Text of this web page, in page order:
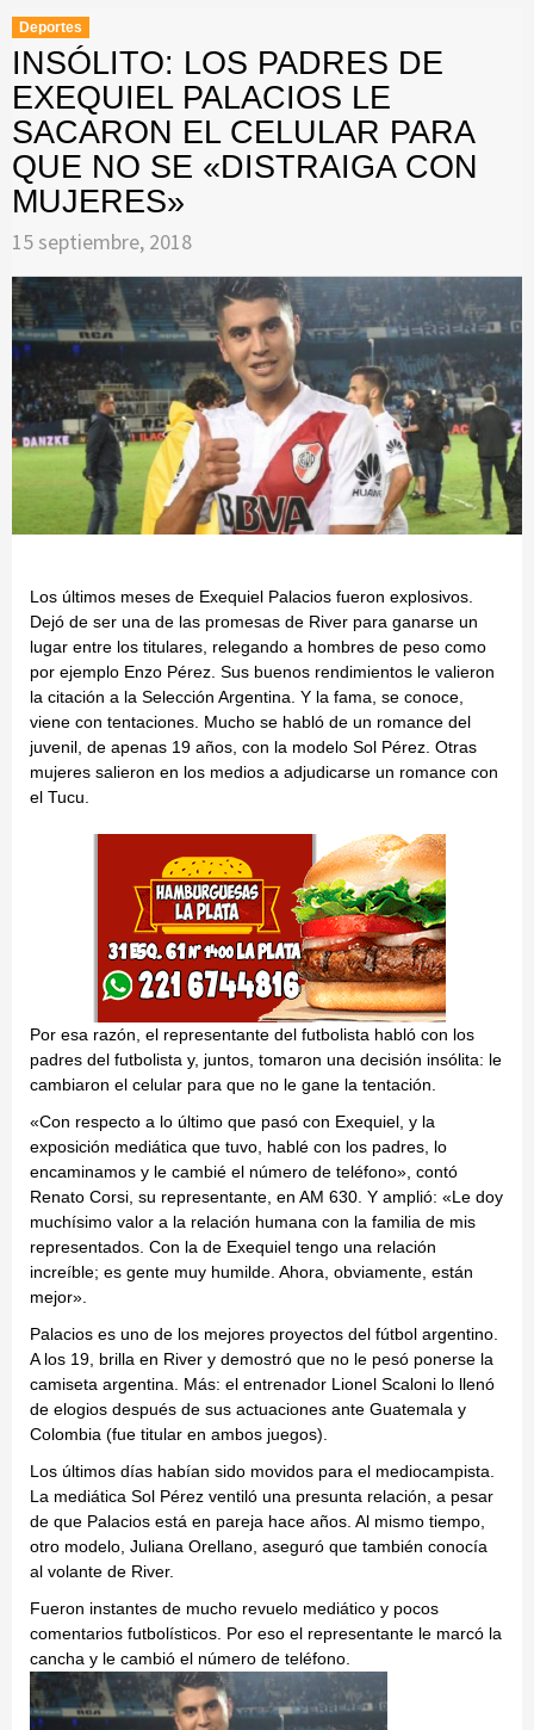
Deportes
INSÓLITO: LOS PADRES DE
EXEQUIEL PALACIOS LE
SACARON EL CELULAR PARA
QUE NO SE «DISTRAIGA CON
MUJERES»
15 septiembre, 2018
Los últimos meses de Exequiel Palacios fueron explosivos.
Dejó de ser una de las promesas de River para ganarse un
lugar entre los titulares, relegando a hombres de peso como
por ejemplo Enzo Pérez. Sus buenos rendimientos le valieron
la citación a la Selección Argentina. Y la fama, se conoce,
viene con tentaciones. Mucho se habló de un romance del
juvenil, de apenas 19 años, con la modelo Sol Pérez. Otras
mujeres salieron en los medios a adjudicarse un romance con
el Tucu.
Por esa razón, el representante del futbolista habló con los
padres del futbolista y, juntos, tomaron una decisión insólita: le
cambiaron el celular para que no le gane la tentación.
«Con respecto a lo último que pasó con Exequiel, y la
exposición mediática que tuvo, hablé con los padres, lo
encaminamos y le cambié el número de teléfono», contó
Renato Corsi, su representante, en AM 630. Y amplió: «Le doy
muchísimo valor a la relación humana con la familia de mis
representados. Con la de Exequiel tengo una relación
increíble; es gente muy humilde. Ahora, obviamente, están
mejor».
Palacios es uno de los mejores proyectos del fútbol argentino.
A los 19, brilla en River y demostró que no le pesó ponerse la
camiseta argentina. Más: el entrenador Lionel Scaloni lo llenó
de elogios después de sus actuaciones ante Guatemala y
Colombia (fue titular en ambos juegos).
Los últimos días habían sido movidos para el mediocampista.
La mediática Sol Pérez ventiló una presunta relación, a pesar
de que Palacios está en pareja hace años. Al mismo tiempo,
otro modelo, Juliana Orellano, aseguró que también conocía
al volante de River.
Fueron instantes de mucho revuelo mediático y pocos
comentarios futbolísticos. Por eso el representante le marcó la
cancha y le cambió el número de teléfono.